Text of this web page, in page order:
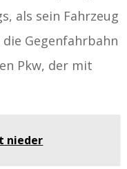
als sein Fahrzeug
Gegenfahrbahn
Pkw, der mit
nieder